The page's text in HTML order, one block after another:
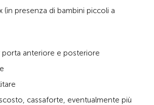
(in presenza di bambini piccoli a
porta anteriore e posteriore
cassaforte, eventualmente più